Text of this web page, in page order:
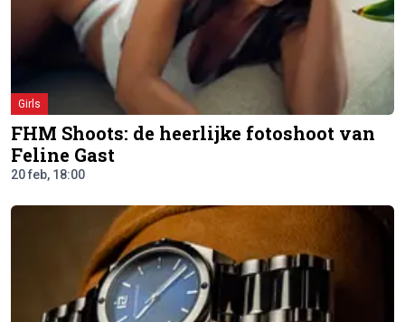
Girls
FHM Shoots: de heerlijke fotoshoot van
Feline Gast
20 feb, 18:00